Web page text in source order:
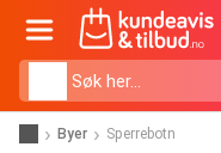
Byer Sperrebotn